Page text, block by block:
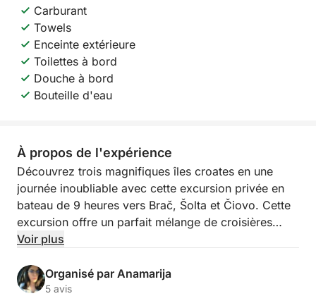
Carburant
Towels
Enceinte extérieure
Toilettes à bord
Douche à bord
Bouteille d'eau
À propos de l'expérience
Découvrez trois magnifiques îles croates en une
journée inoubliable avec cette excursion privée en
bateau de 9 heures vers Brač, Šolta et Čiovo. Cette
excursion offre un parfait mélange de croisières
panoramiques, de baignades relaxantes et de
La journée commence par une croisière vers Brač, la
Voir plus
Organisé par Anamarija
5 avis